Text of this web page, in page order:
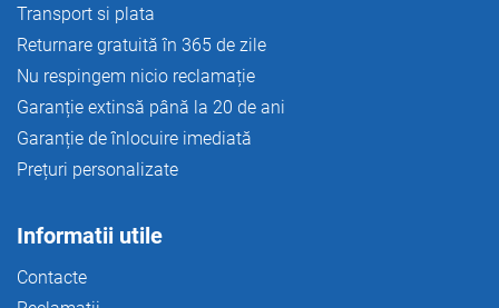
r
Transport si plata
Returnare gratuită în 365 de zile
Nu respingem nicio reclamație
Garanție extinsă până la 20 de ani
Garanție de înlocuire imediată
Prețuri personalizate
Informatii utile
Contacte